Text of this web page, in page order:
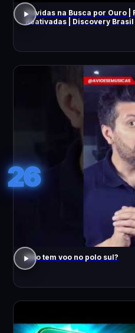
Dúvidas na Busca por Ouro |
Reativadas | Discovery Brasil
26
Não tem voo no polo sul?